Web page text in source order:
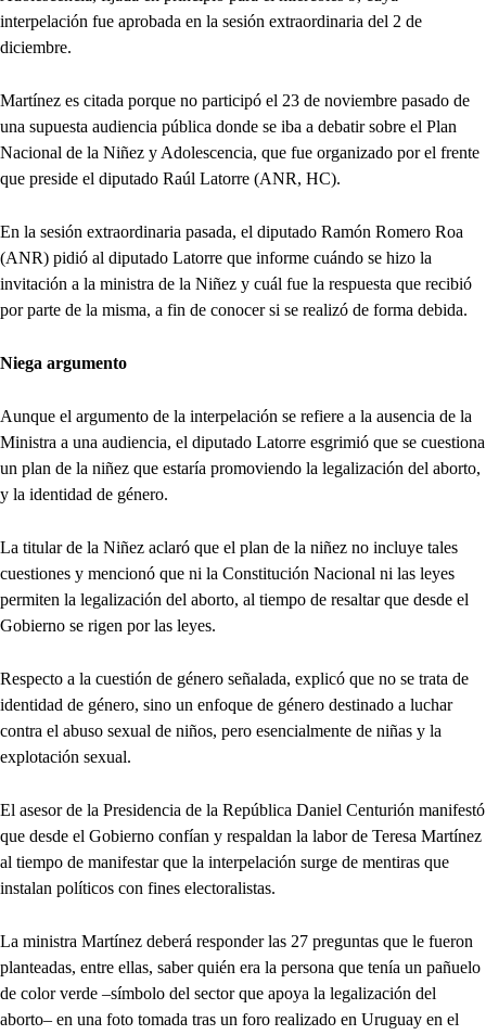
interpelación fue aprobada en la sesión extraordinaria del 2 de
diciembre.
Martínez es citada porque no participó el 23 de noviembre pasado de
una supuesta audiencia pública donde se iba a debatir sobre el Plan
Nacional de la Niñez y Adolescencia, que fue organizado por el frente
que preside el diputado Raúl Latorre (ANR, HC).
En la sesión extraordinaria pasada, el diputado Ramón Romero Roa
(ANR) pidió al diputado Latorre que informe cuándo se hizo la
invitación a la ministra de la Niñez y cuál fue la respuesta que recibió
por parte de la misma, a fin de conocer si se realizó de forma debida.
Niega argumento
Aunque el argumento de la interpelación se refiere a la ausencia de la
Ministra a una audiencia, el diputado Latorre esgrimió que se cuestiona
un plan de la niñez que estaría promoviendo la legalización del aborto,
y la identidad de género.
La titular de la Niñez aclaró que el plan de la niñez no incluye tales
cuestiones y mencionó que ni la Constitución Nacional ni las leyes
permiten la legalización del aborto, al tiempo de resaltar que desde el
Gobierno se rigen por las leyes.
Respecto a la cuestión de género señalada, explicó que no se trata de
identidad de género, sino un enfoque de género destinado a luchar
contra el abuso sexual de niños, pero esencialmente de niñas y la
explotación sexual.
El asesor de la Presidencia de la República Daniel Centurión manifestó
que desde el Gobierno confían y respaldan la labor de Teresa Martínez
al tiempo de manifestar que la interpelación surge de mentiras que
instalan políticos con fines electoralistas.
La ministra Martínez deberá responder las 27 preguntas que le fueron
planteadas, entre ellas, saber quién era la persona que tenía un pañuelo
de color verde –símbolo del sector que apoya la legalización del
aborto– en una foto tomada tras un foro realizado en Uruguay en el